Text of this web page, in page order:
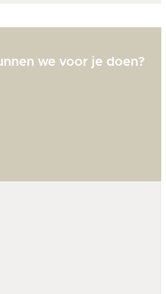
we voor je doen?